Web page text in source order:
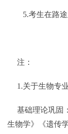
5.考生在路
注：
1.关于生物专
基础理论巩固
生物学》《遗传